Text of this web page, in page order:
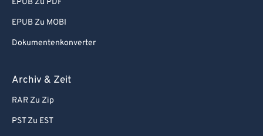
EPUB Zu PDF
EPUB Zu MOBI
Dokumentenkonverter
Archiv & Zeit
RAR Zu Zip
PST Zu EST